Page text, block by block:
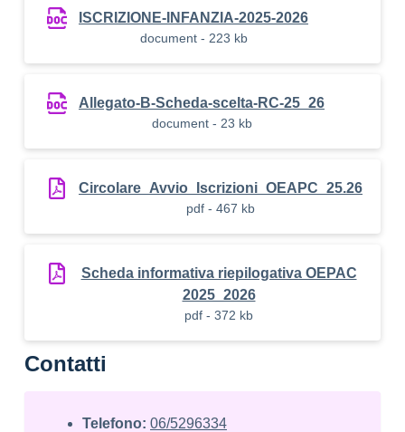
ISCRIZIONE-INFANZIA-2025-2026
document - 223 kb
Allegato-B-Scheda-scelta-RC-25_26
document - 23 kb
Circolare_Avvio_Iscrizioni_OEAPC_25.26
pdf - 467 kb
Scheda informativa riepilogativa OEPAC
2025_2026
pdf - 372 kb
Contatti
Telefono: 06/5296334